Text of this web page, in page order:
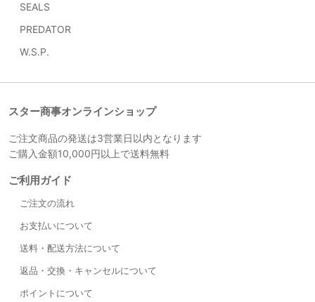
スター商事オンラインショップ
ご注文商品の発送は3営業日以内となります
ご購入金額10,000円以上で送料無料
ご利用ガイド
ご注文の流れ
お支払いについて
送料・配送方法について
返品・交換・キャンセルについて
ポイントについて
SEALS
PREDATOR
W.S.P.